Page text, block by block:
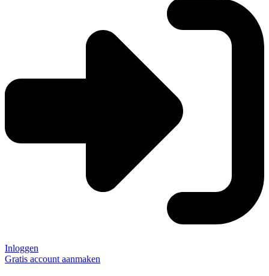
Inloggen
Gratis account aanmaken